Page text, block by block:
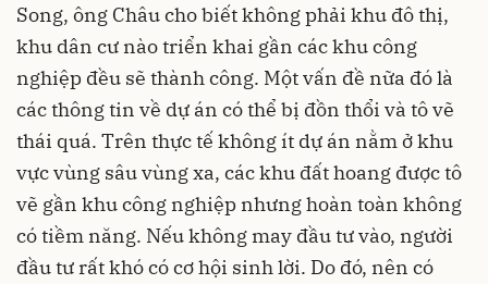
Song, ông Châu cho biết không phải khu đô thị,
khu dân cư nào triển khai gần các khu công
nghiệp đều sẽ thành công. Một vấn đề nữa đó là
các thông tin về dự án có thể bị đồn thổi và tô vẽ
thái quá. Trên thực tế không ít dự án nằm ở khu
vực vùng sâu vùng xa, các khu đất hoang được tô
vẽ gần khu công nghiệp nhưng hoàn toàn không
có tiềm năng. Nếu không may đầu tư vào, người
đầu tư rất khó có cơ hội sinh lời. Do đó, nên có